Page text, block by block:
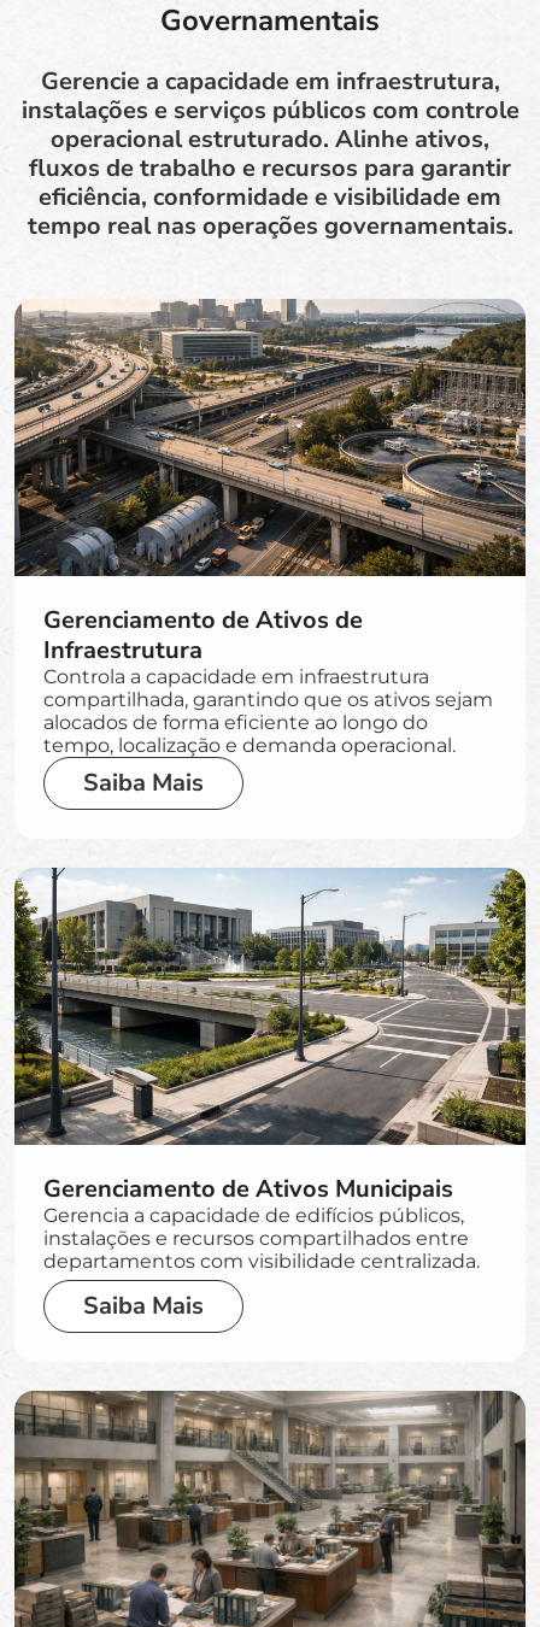
Governamentais
Gerencie a capacidade em infraestrutura,
instalações e serviços públicos com controle
operacional estruturado. Alinhe ativos,
fluxos de trabalho e recursos para garantir
eficiência, conformidade e visibilidade em
tempo real nas operações governamentais.
Gerenciamento de Ativos de
Infraestrutura
Controla a capacidade em infraestrutura
compartilhada, garantindo que os ativos sejam
alocados de forma eficiente ao longo do
tempo, localização e demanda operacional.
Saiba Mais
Gerenciamento de Ativos Municipais
Gerencia a capacidade de edifícios públicos,
instalações e recursos compartilhados entre
departamentos com visibilidade centralizada.
Saiba Mais